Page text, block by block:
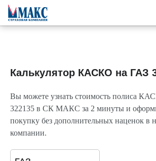
Калькулятор КАСКО на ГАЗ
Вы можете узнать стоимость полиса
322135 в СК МАКС за 2 минуты и
покупку без дополнительных наценок в
компании.